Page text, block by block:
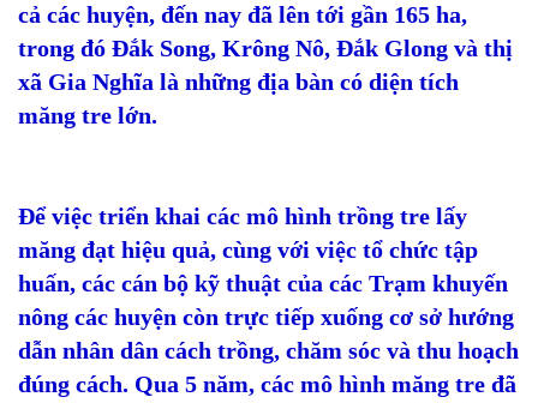
cả các huyện, đến nay đã lên tới gần 165 ha,
trong đó Đắk Song, Krông Nô, Đắk Glong và thị
xã Gia Nghĩa là những địa bàn có diện tích
măng tre lớn.
Để việc triển khai các mô hình trồng tre lấy
măng đạt hiệu quả, cùng với việc tổ chức tập
huấn, các cán bộ kỹ thuật của các Trạm khuyến
nông các huyện còn trực tiếp xuống cơ sở hướng
dẫn nhân dân cách trồng, chăm sóc và thu hoạch
đúng cách. Qua 5 năm, các mô hình măng tre đã